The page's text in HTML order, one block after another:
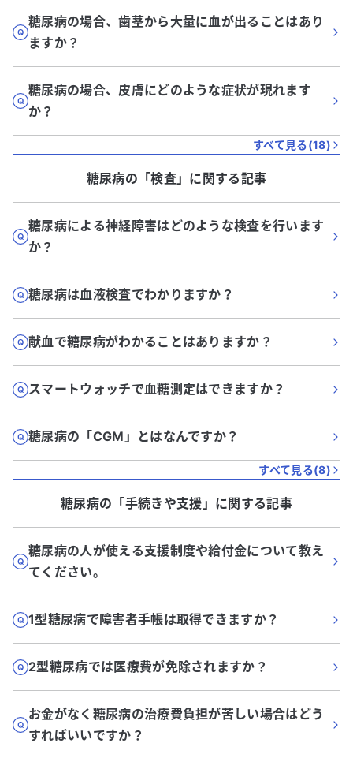
糖尿病の場合、歯茎から大量に血が出ることはあり
ますか？
糖尿病の場合、皮膚にどのような症状が現れます
か？
すべて見る(18)
糖尿病の「検査」に関する記事
糖尿病による神経障害はどのような検査を行います
か？
糖尿病は血液検査でわかりますか？
献血で糖尿病がわかることはありますか？
スマートウォッチで血糖測定はできますか？
糖尿病の「CGM」とはなんですか？
すべて見る(8)
糖尿病の「手続きや支援 」に関する記事
糖尿病の人が使える支援制度や給付金について教え
てください。
1型糖尿病で障害者手帳は取得できますか？
2型糖尿病では医療費が免除されますか？
お金がなく糖尿病の治療費負担が苦しい場合はどう
すればいいですか？